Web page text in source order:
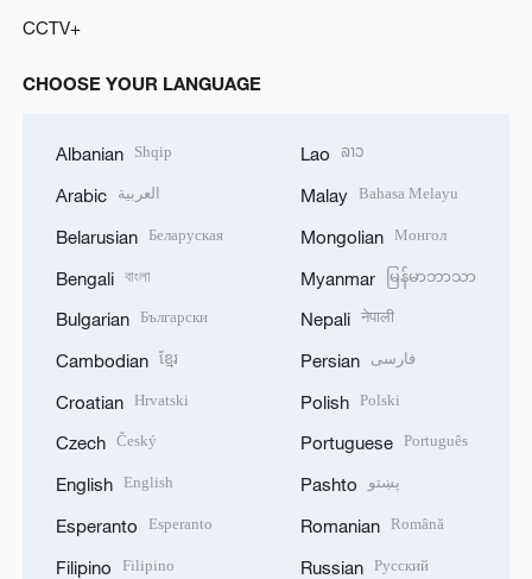
CCTV+
CHOOSE YOUR LANGUAGE
Albanian Shqip
Arabic العربية
Belarusian Беларуская
Bengali বাংলা
Bulgarian Български
Cambodian ខ្មែរ
Croatian Hrvatski
Czech Český
English English
Esperanto Esperanto
Filipino Filipino
Lao ລາວ
Malay Bahasa Melayu
Mongolian Монгол
Myanmar မြန်မာဘာသာ
Nepali नेपाली
Persian فارسی
Polish Polski
Portuguese Português
Pashto پښتو
Romanian Română
Russian Русский